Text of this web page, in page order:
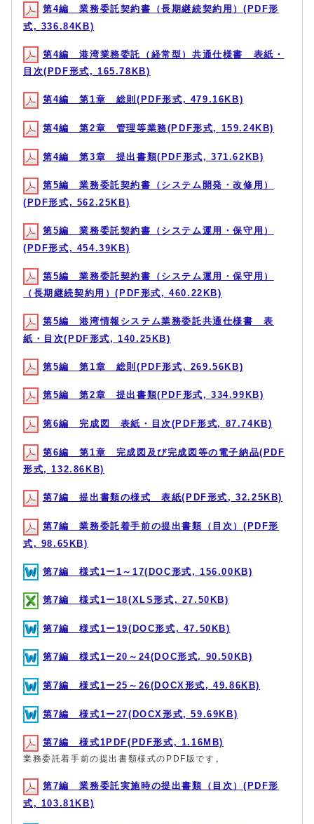
第4編 業務委託契約書（長期継続契約用）(PDF形
式, 336.84KB)
第4編 港湾業務委託（経常型）共通仕様書 表紙・
目次(PDF形式, 165.78KB)
第4編 第1章 総則(PDF形式, 479.16KB)
第4編 第2章 管理等業務(PDF形式, 159.24KB)
第4編 第3章 提出書類(PDF形式, 371.62KB)
第5編 業務委託契約書（システム開発・改修用）
(PDF形式, 562.25KB)
第5編 業務委託契約書（システム運用・保守用）
(PDF形式, 454.39KB)
第5編 業務委託契約書（システム運用・保守用）
（長期継続契約用）(PDF形式, 460.22KB)
第5編 港湾情報システム業務委託共通仕様書 表
紙・目次(PDF形式, 140.25KB)
第5編 第1章 総則(PDF形式, 269.56KB)
第5編 第2章 提出書類(PDF形式, 334.99KB)
第6編 完成図 表紙・目次(PDF形式, 87.74KB)
第6編 第1章 完成図及び完成図等の電子納品(PDF
形式, 132.86KB)
第7編 提出書類の様式 表紙(PDF形式, 32.25KB)
第7編 業務委託着手前の提出書類（目次）(PDF形
式, 98.65KB)
第7編 様式1ー1～17(DOC形式, 156.00KB)
第7編 様式1ー18(XLS形式, 27.50KB)
第7編 様式1ー19(DOC形式, 47.50KB)
第7編 様式1ー20～24(DOC形式, 90.50KB)
第7編 様式1ー25～26(DOCX形式, 49.86KB)
第7編 様式1ー27(DOCX形式, 59.69KB)
第7編 様式1PDF(PDF形式, 1.16MB)
業務委託着手前の提出書類様式のPDF版です。
第7編 業務委託実施時の提出書類（目次）(PDF形
式, 103.81KB)